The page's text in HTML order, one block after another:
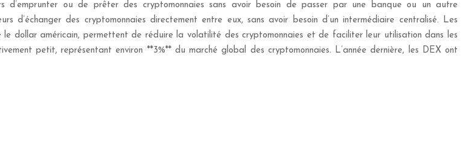
ou de prêter des cryptomonnaies sans avoir besoin de passer par une banque ou un autre
d’échanger des cryptomonnaies directement entre eux, sans avoir besoin d’un intermédiaire centralisé. Les
dollar américain, permettent de réduire la volatilité des cryptomonnaies et de faciliter leur utilisation dans les
petit, représentant environ **3%** du marché global des cryptomonnaies. L’année dernière, les DEX ont